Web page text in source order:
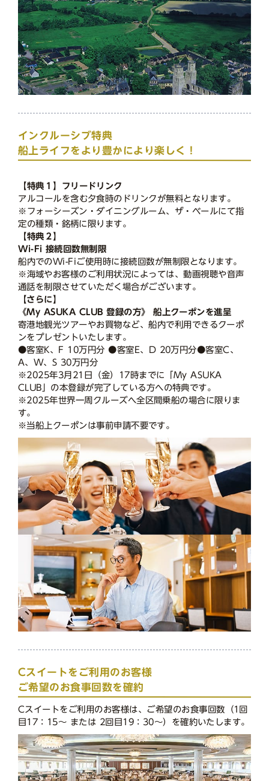
インクルーシブ特典
船上ライフをより豊かにより楽しく！
【特典１】フリードリンク
アルコールを含む夕食時のドリンクが無料となります。
※フォーシーズン・ダイニングルーム、ザ・ベールにて指
定の種類・銘柄に限ります。
【特典２】
Wi-Fi 接続回数無制限
船内でのWi-Fiご使用時に接続回数が無制限となります。
※海域やお客様のご利用状況によっては、動画視聴や音声
通話を制限させていただく場合がございます。
【さらに】
《My ASUKA CLUB 登録の方》 船上クーポンを進呈
寄港地観光ツアーやお買物など、船内で利用できるクーポ
ンをプレゼントいたします。
●客室K、F 10万円分 ●客室E、D 20万円分●客室C、
A、W、S 30万円分
※2025年3月21日（金）17時までに「My ASUKA
CLUB」の本登録が完了している方への特典です。
※2025年世界一周クルーズへ全区間乗船の場合に限りま
す。
※当船上クーポンは事前申請不要です。
Cスイートをご利用のお客様
ご希望のお食事回数を確約
Cスイートをご利用のお客様は、ご希望のお食事回数（1回
目17：15〜 または 2回目19：30～）を確約いたします。